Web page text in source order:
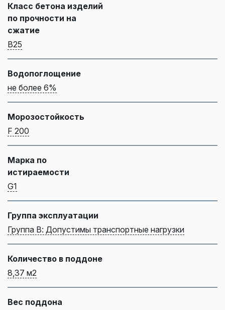
Класс бетона изделий
по прочности на
сжатие
B25
Водопоглощение
не более 6%
Морозостойкость
F 200
Марка по
истираемости
G1
Группа эксплуатации
Группа В: Допустимы транспортные нагрузки
Количество в поддоне
8,37 м2
Вес поддона